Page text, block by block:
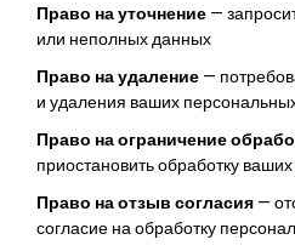
Право на уточнение—
или неполных данных
Право на удаление—
и удаления ваших
Право на ограничение
приостановить обработку
Право на отзыв согласия—
согласие на обработку